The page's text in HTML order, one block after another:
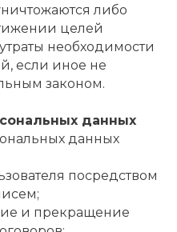
либо
целей
необходимости
если иное не
законом.
данных
данных
посредством
и прекращение